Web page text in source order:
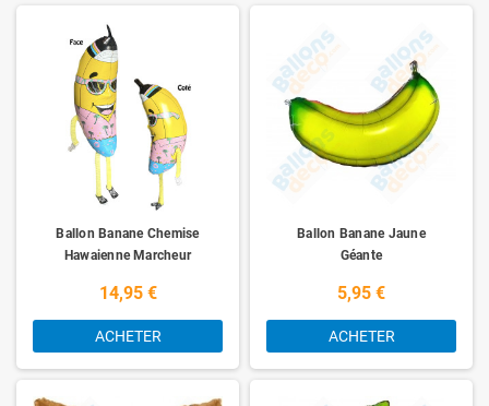
Ballon Banane Chemise
Hawaienne Marcheur
14,95 €
ACHETER
Ballon Banane Jaune
Géante
5,95 €
ACHETER